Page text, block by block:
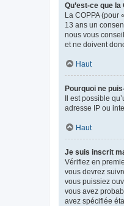
Qu’est-ce que la
La COPPA (pour
13 ans un
nous vous
et ne doivent
Haut
Pourquoi ne
Il est possible
adresse IP ou
Haut
Je suis inscrit
Vérifiez en
vous devrez
vous puissiez
vous avez
avez spécifiée